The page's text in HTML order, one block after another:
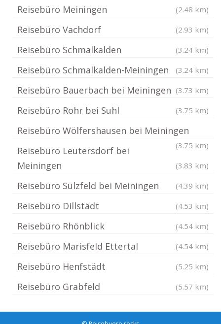
Reisebüro Meiningen (2.48 km)
Reisebüro Vachdorf (2.93 km)
Reisebüro Schmalkalden (3.24 km)
Reisebüro Schmalkalden-Meiningen (3.24 km)
Reisebüro Bauerbach bei Meiningen (3.73 km)
Reisebüro Rohr bei Suhl (3.75 km)
Reisebüro Wölfershausen bei Meiningen
(3.75 km)
Reisebüro Leutersdorf bei
Meiningen
(3.83 km)
Reisebüro Sülzfeld bei Meiningen (4.39 km)
Reisebüro Dillstädt (4.53 km)
Reisebüro Rhönblick (4.54 km)
Reisebüro Marisfeld Ettertal (4.54 km)
Reisebüro Henfstädt (5.25 km)
Reisebüro Grabfeld (5.57 km)